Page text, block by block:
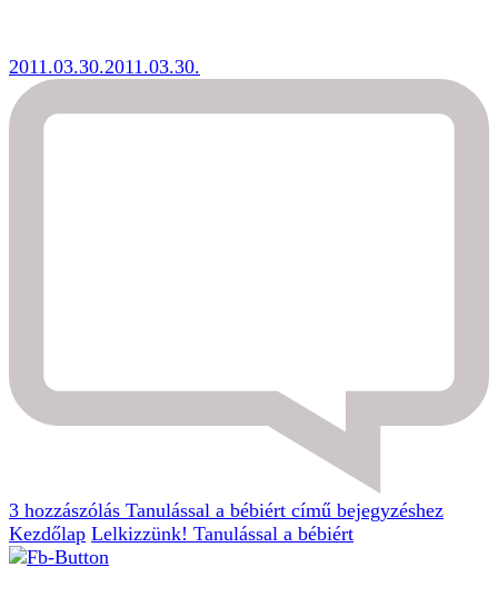
2011.03.30.2011.03.30.
3 hozzászólás Tanulással a bébiért című bejegyzéshez
Kezdőlap Lelkizzünk! Tanulással a bébiért